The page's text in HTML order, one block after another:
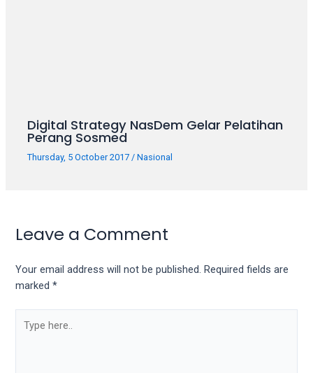
Digital Strategy NasDem Gelar Pelatihan
Perang Sosmed
Thursday, 5 October 2017/Nasional
Leave a Comment
Your email address will not be published. Required fields are
marked*